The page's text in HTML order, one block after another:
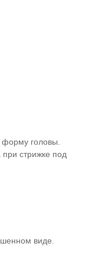
форму головы.
стрижке под
виде.